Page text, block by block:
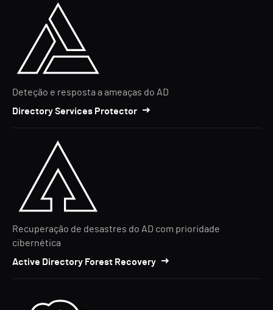
Deteção e resposta a ameaças do AD
Directory Services Protector
Recuperação de desastres do AD com prioridade
cibernética
Active Directory Forest Recovery